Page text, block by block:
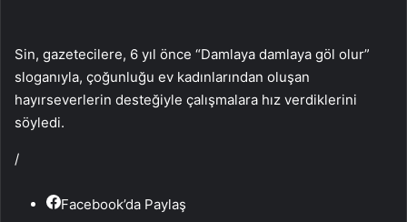
Sin, gazetecilere, 6 yıl önce “Damlaya damlaya göl olur”
sloganıyla, çoğunluğu ev kadınlarından oluşan
hayırseverlerin desteğiyle çalışmalara hız verdiklerini
söyledi.
/
Facebook’da Paylaş